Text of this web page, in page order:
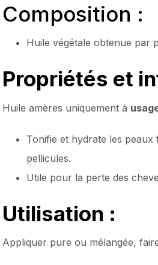
Composition :
Huile végétale obtenue par
Propriétés et
Huile amères uniquement à
Tonifie et hydrate les peaux
pellicules.
Utile pour la perte des
Utilisation :
Appliquer pure ou mélangée,